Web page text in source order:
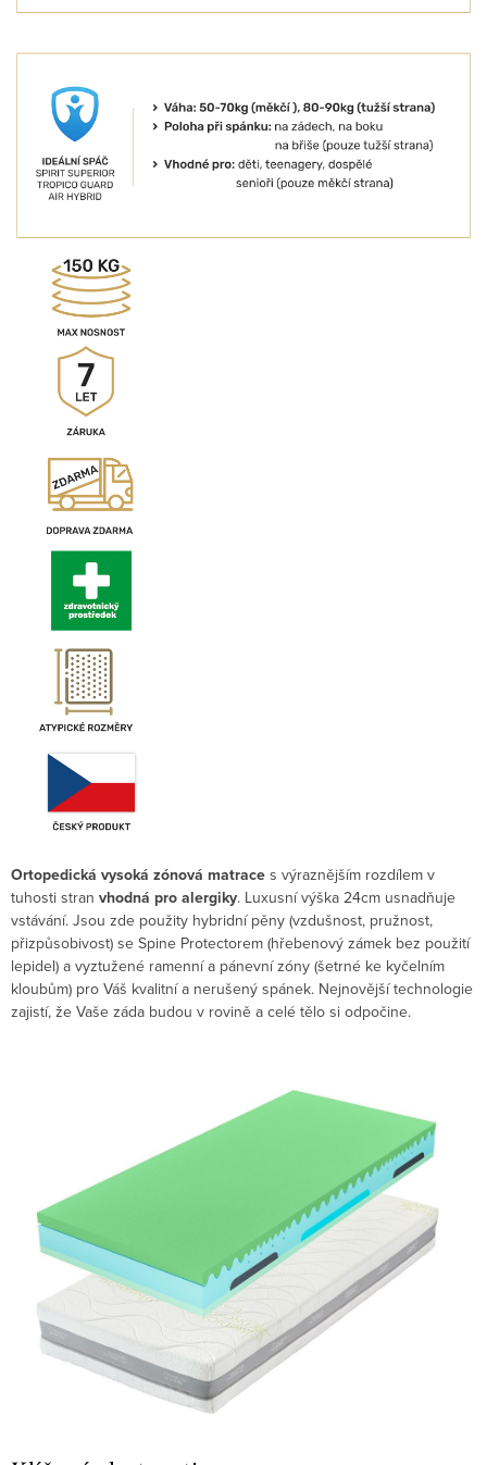
Ortopedická vysoká zónová matrace s výraznějším rozdílem v
tuhosti stran vhodná pro alergiky. Luxusní výška 24cm usnadňuje
vstávání. Jsou zde použity hybridní pěny (vzdušnost, pružnost,
přizpůsobivost) se Spine Protectorem (hřebenový zámek bez použití
lepidel) a vyztužené ramenní a pánevní zóny (šetrné ke kyčelním
kloubům) pro Váš kvalitní a nerušený spánek. Nejnovější technologie
zajistí, že Vaše záda budou v rovině a celé tělo si odpočine.